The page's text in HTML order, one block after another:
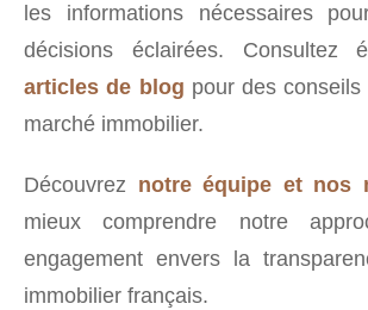
les informations nécessaires
décisions éclairées. Consultez
articles de blog pour des
marché immobilier.
Découvrez notre équipe et nos
mieux comprendre notre
engagement envers la
immobilier français.